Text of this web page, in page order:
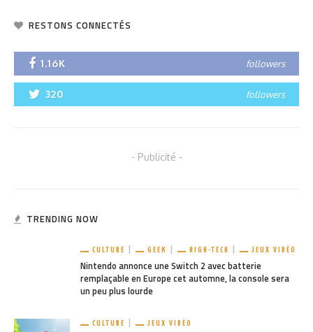
RESTONS CONNECTÉS
1.16K followers
320 followers
- Publicité -
TRENDING NOW
CULTURE GEEK HIGH-TECH JEUX VIDÉO
Nintendo annonce une Switch 2 avec batterie
remplaçable en Europe cet automne, la console sera
un peu plus lourde
CULTURE JEUX VIDÉO